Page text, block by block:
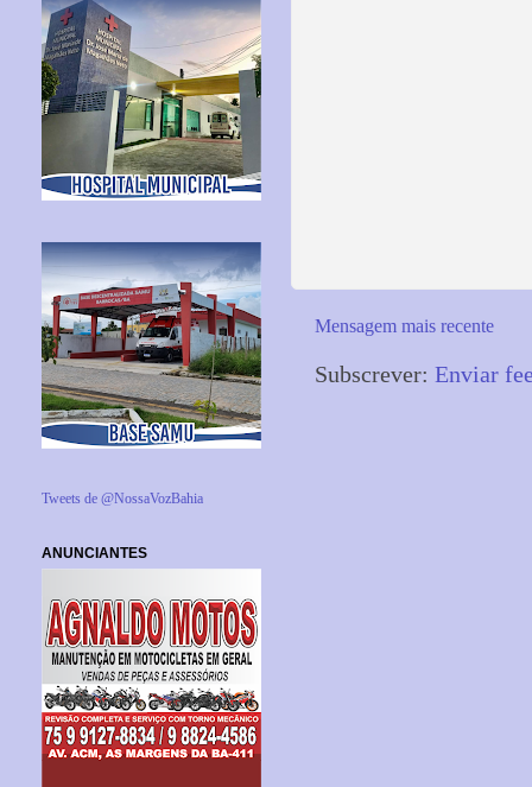
Mensagem mais recente
Subscrever: Enviar
Tweets de @NossaVozBahia
ANUNCIANTES